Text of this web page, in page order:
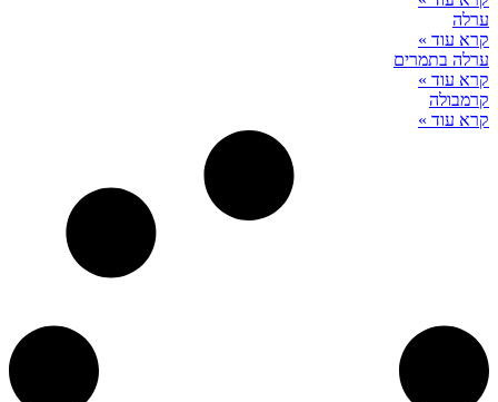
ערלה
קרא עוד »
ערלה בתמרים
קרא עוד »
קרמבולה
קרא עוד »